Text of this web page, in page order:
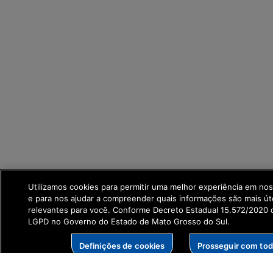
Utilizamos cookies para permitir uma melhor experiência em
e para nos ajudar a compreender quais informações são mais
relevantes para você. Conforme Decreto Estadual 15.572/2020
LGPD no Governo do Estado de Mato Grosso do Sul.
Definições de cookies Prosseguir com